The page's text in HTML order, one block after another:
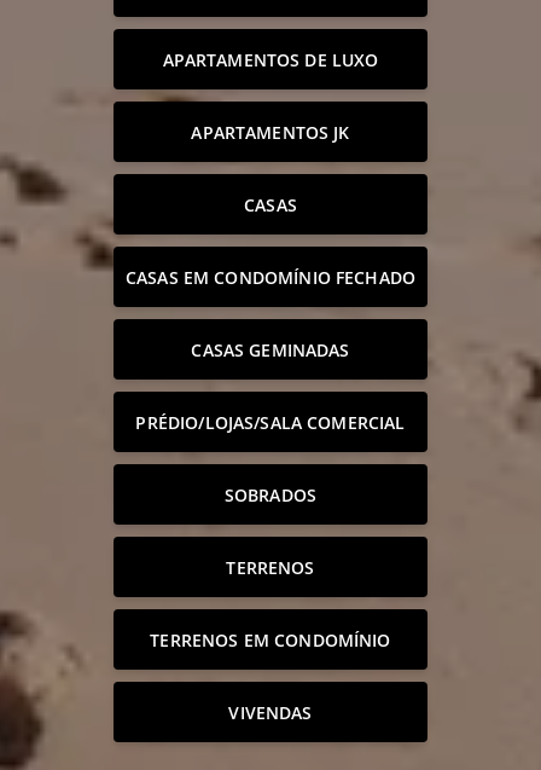
APARTAMENTOS DE LUXO
APARTAMENTOS JK
CASAS
CASAS EM CONDOMÍNIO FECHADO
CASAS GEMINADAS
PRÉDIO/LOJAS/SALA COMERCIAL
SOBRADOS
TERRENOS
TERRENOS EM CONDOMÍNIO
VIVENDAS